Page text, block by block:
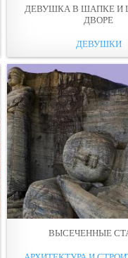
ДЕВУШКА В ШАПКЕ И
ДВОРE
ДЕВУШКИ
ВЫСЕЧЕННЫЕ